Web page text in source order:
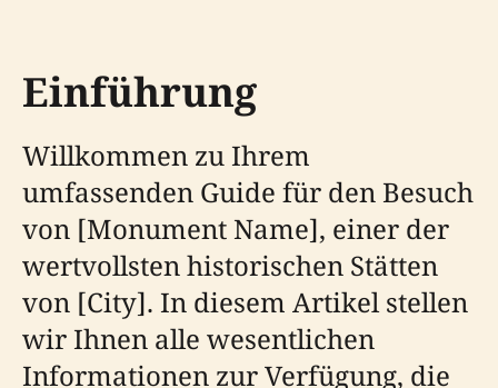
Einführung
Willkommen zu Ihrem
umfassenden Guide für den Besuch
von [Monument Name], einer der
wertvollsten historischen Stätten
von [City]. In diesem Artikel stellen
wir Ihnen alle wesentlichen
Informationen zur Verfügung, die